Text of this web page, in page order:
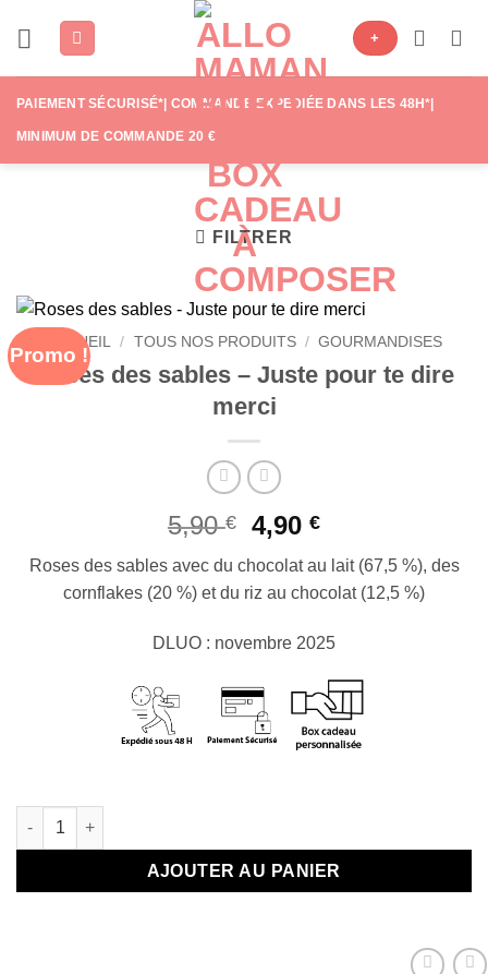
+
PAIEMENT SÉCURISÉ*| COMMANDE EXPÉDIÉE DANS LES 48H*|
MINIMUM DE COMMANDE 20 €
FILTRER
Promo !
ACCUEIL / TOUS NOS PRODUITS / GOURMANDISES
Roses des sables – Juste pour te dire
merci
5,90€
Le
initial
était :
5,90 €.
4,90€Le
actuel
est :
4,90 €.
Roses des sables avec du chocolat au lait (67,5 %), des
cornflakes (20 %) et du riz au chocolat (12,5 %)
DLUO : novembre 2025
quantité de Roses des sables - Juste pour te dire merci
AJOUTER AU PANIER